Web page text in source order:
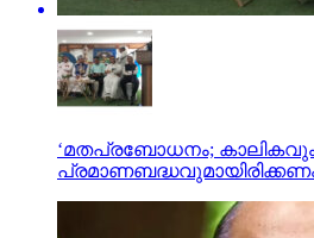
‘മതപ്രബോധനം;